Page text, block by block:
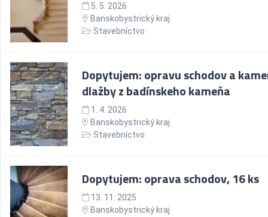
5. 5. 2026
Banskobystrický kraj
Stavebníctvo
Dopytujem: opravu schodov a
dlažby z badínskeho kameňa
1. 4. 2026
Banskobystrický kraj
Stavebníctvo
Dopytujem: oprava schodov, 16 ks
13. 11. 2025
Banskobystrický kraj